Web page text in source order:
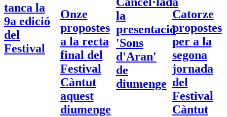
tanca la
9a edició
del
Festival
Onze
propostes
a la recta
final del
Festival
Càntut
aquest
diumenge
la
presentació
'Sons
d'Aran'
de
diumenge
Catorze
propostes
per a la
segona
jornada
del
Festival
Càntut